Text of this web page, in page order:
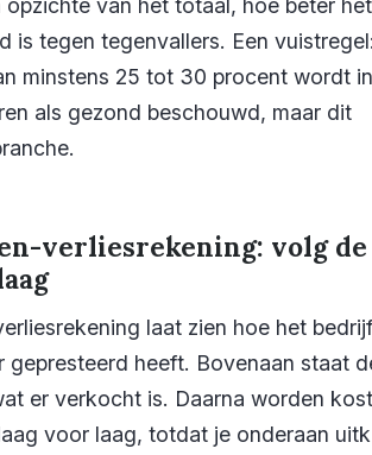
opzichte van het totaal, hoe beter het
is tegen tegenvallers. Een
minstens 25 tot 30 procent wordt
als gezond beschouwd, maar dit
verliesrekening: volg de
laat zien hoe het
gepresteerd heeft. Bovenaan staat
er verkocht is. Daarna worden
voor laag, totdat je onderaan